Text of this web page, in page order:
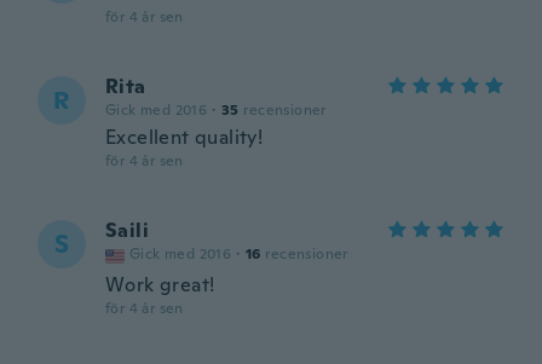
för 4 år sen
R Rita
Gick med 2016 · 35 recensioner
Excellent quality!
för 4 år sen
S Saili
Gick med 2016 · 16 recensioner
Work great!
för 4 år sen